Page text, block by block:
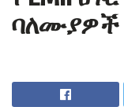
ባለሙያዎች